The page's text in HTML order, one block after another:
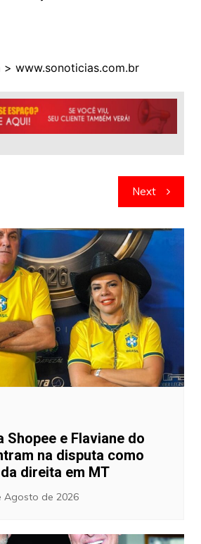
www.sonoticias.com.br
Next
Shopee e Flaviane do
na disputa como
direita em MT
Agosto de 2026